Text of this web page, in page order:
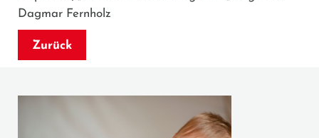
Dagmar Fernholz
Zurück